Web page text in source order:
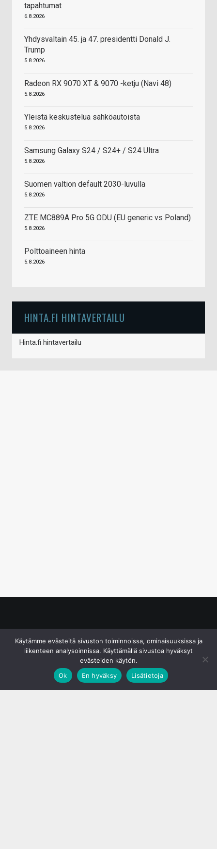
tapahtumat
6.8.2026
Yhdysvaltain 45. ja 47. presidentti Donald J.
Trump
5.8.2026
Radeon RX 9070 XT & 9070 -ketju (Navi 48)
5.8.2026
Yleistä keskustelua sähköautoista
5.8.2026
Samsung Galaxy S24 / S24+ / S24 Ultra
5.8.2026
Suomen valtion default 2030-luvulla
5.8.2026
ZTE MC889A Pro 5G ODU (EU generic vs Poland)
5.8.2026
Polttoaineen hinta
5.8.2026
HINTA.FI HINTAVERTAILU
Hinta.fi hintavertailu
Käytämme evästeitä sivuston toiminnoissa, ominaisuuksissa ja
liikenteen analysoinnissa. Käyttämällä sivustoa hyväksyt
evästeiden käytön.
Ok
En hyväksy Lisätietoja